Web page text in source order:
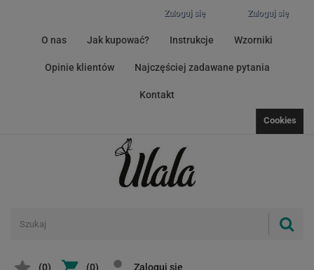
Zaloguj się
Zaloguj się
O nas Jak kupować? Instrukcje Wzorniki
Opinie klientów Najczęściej zadawane pytania
Kontakt
Cookies
(0) (0) Zaloguj się